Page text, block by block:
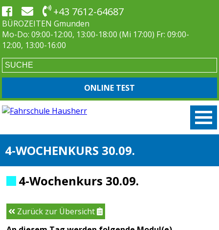
+43 7612-64687
BÜROZEITEN Gmunden
Mo-Do: 09:00-12:00, 13:00-18:00 (Mi 17:00) Fr: 09:00-
12:00, 13:00-16:00
ONLINE TEST
4-WOCHENKURS 30.09.
4-Wochenkurs 30.09.
Zurück zur Übersicht